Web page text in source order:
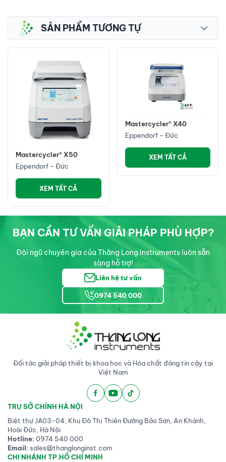
SẢN PHẨM TƯƠNG TỰ
Mastercycler® X50
Eppendorf - Đức
XEM TẤT CẢ
Mastercycler® X40
Eppendorf - Đức
XEM TẤT CẢ
BẠN CẦN TƯ VẤN GIẢI PHÁP PHÙ HỢP?
Đội ngũ chuyên gia của Thăng Long Instruments luôn sẵn
sàng hỗ trợ!
Liên hệ tư vấn
0974 540 000
Đối tác giải pháp thiết bị khoa học và Hóa chất đáng tin cậy tại
Việt Nam
TRỤ SỞ CHÍNH HÀ NỘI
Biệt thự JA03-04, Khu Đô Thị Thiên Đường Bảo Sơn, An Khánh,
Hoài Đức, Hà Nội
Hotline:0974 540 000
Email:sales@thanglonginst.com
CHI NHÁNH TP.HỒ CHÍ MINH